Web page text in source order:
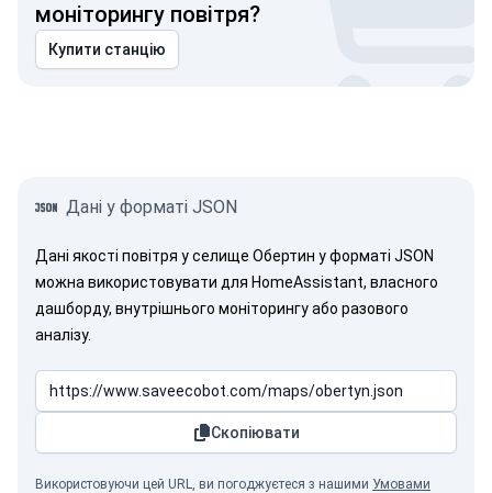
моніторингу повітря?
Купити станцію
Дані у форматі JSON
Дані якості повітря у селище Обертин у форматі JSON
можна використовувати для HomeAssistant, власного
дашборду, внутрішнього моніторингу або разового
аналізу.
Скопіювати
Використовуючи цей URL, ви погоджуєтеся з нашими Умовами